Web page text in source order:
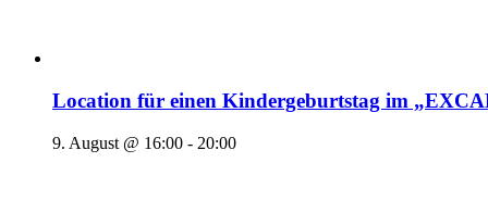
Location für einen Kindergeburtstag im
9. August @ 16:00 - 20:00